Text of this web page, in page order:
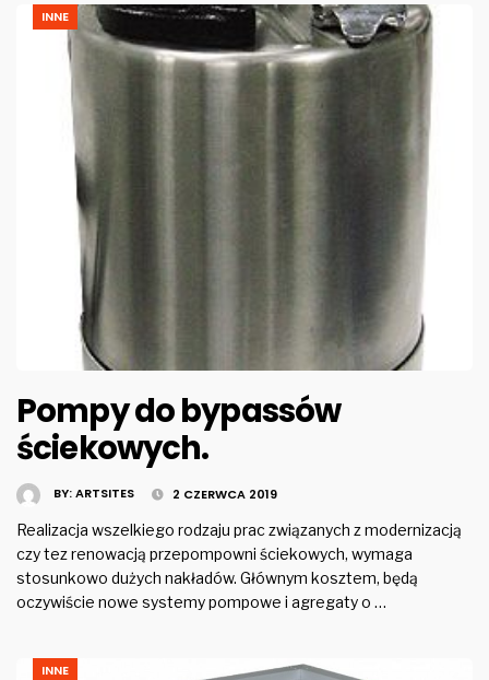
INNE
Pompy do bypassów
ściekowych.
BY:ARTSITES 2 CZERWCA 2019
Realizacja wszelkiego rodzaju prac związanych z modernizacją
czy tez renowacją przepompowni ściekowych, wymaga
stosunkowo dużych nakładów. Głównym kosztem, będą
oczywiście nowe systemy pompowe i agregaty o …
INNE